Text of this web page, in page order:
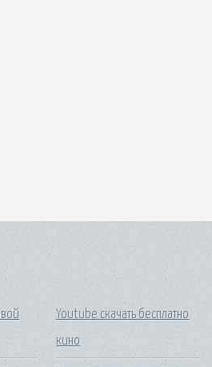
Youtube скачать бесплатно
кино